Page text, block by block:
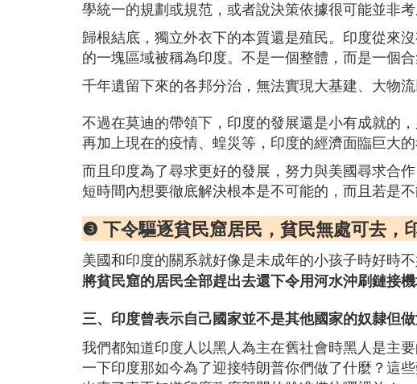
學統一的規劃或規范，或者說決策依據很可能並非
歸根結底，獨立外衣下的本質還是殖民。印度從來
的一塊區域被稱為印度。不是一個整體，而是一個
千年遺留下來的各邦分治，無法實現大基建、大物
不過在莫迪的帶領下，印度的發展還是小有成就的
再加上現在的疫情、蝗災等，印度的經濟面臨巨大的
而且印度為了尋求更好的發展，努力與美國尋求合
短時間內想要徹底解決根本是不可能的，而且若是
❸ 下令驅逐貧民窟居民，貧民無處可去，
美國和印度的關系就好像是未成年的小孩子時好時
將貧民窟的居民全部趕出去還下令用河水沖刷鏈接
三、印度曾表示自己國家並不是其他國家的奴隸但
我們都知道印度人以黑人為主在舊社會時黑人是主
一下印度那如今為了迎接特朗普你們做了什麼？這